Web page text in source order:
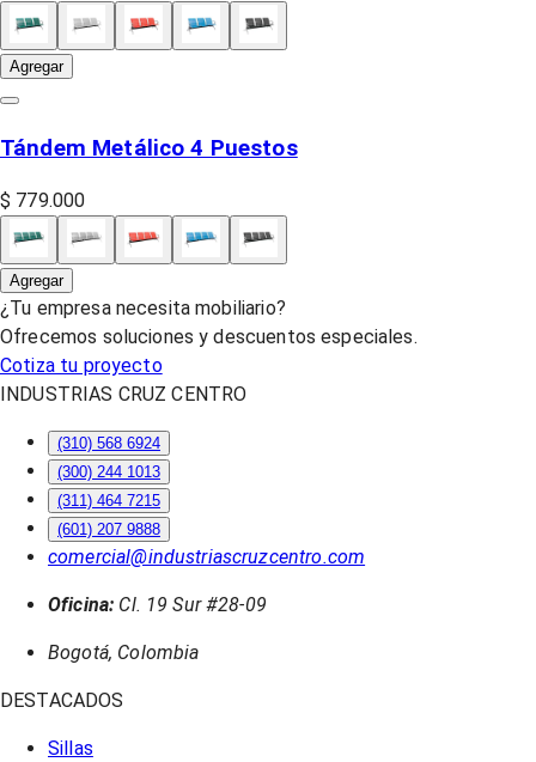
Agregar
Tándem Metálico 4 Puestos
$ 779.000
Agregar
¿Tu empresa necesita mobiliario?
Ofrecemos soluciones y descuentos especiales.
Cotiza tu proyecto
INDUSTRIAS CRUZ CENTRO
(310) 568 6924
(300) 244 1013
(311) 464 7215
(601) 207 9888
comercial@industriascruzcentro.com
Oficina: Cl. 19 Sur #28-09
Bogotá, Colombia
DESTACADOS
Sillas